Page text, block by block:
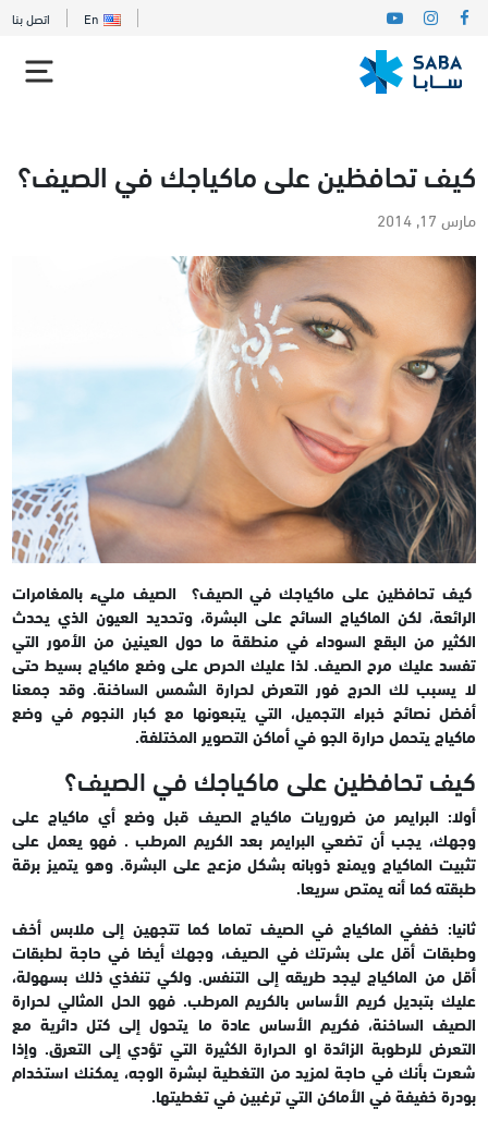
En اتصل بنا
كيف تحافظين على ماكياجك في الصيف؟
مارس 17, 2014
كيف تحافظين على ماكياجك في الصيف؟ الصيف مليء بالمغامرات
الرائعة، لكن الماكياج السائح على البشرة، وتحديد العيون الذي يحدث
الكثير من البقع السوداء في منطقة ما حول العينين من الأمور التي
تفسد عليك مرح الصيف. لذا عليك الحرص على وضع ماكياج بسيط حتى
لا يسبب لك الحرج فور التعرض لحرارة الشمس الساخنة. وقد جمعنا
أفضل نصائح خبراء التجميل، التي يتبعونها مع كبار النجوم في وضع
ماكياج يتحمل حرارة الجو في أماكن التصوير المختلفة.
كيف تحافظين على ماكياجك في الصيف؟
أولا: البرايمر من ضروريات ماكياج الصيف قبل وضع أي ماكياج على
وجهك، يجب أن تضعي البرايمر بعد الكريم المرطب . فهو يعمل على
تثبيت الماكياج ويمنع ذوبانه بشكل مزعج على البشرة. وهو يتميز برقة
طبقته كما أنه يمتص سريعا.
ثانيا: خففي الماكياج في الصيف تماما كما تتجهين إلى ملابس أخف
وطبقات أقل على بشرتك في الصيف، وجهك أيضا في حاجة لطبقات
أقل من الماكياج ليجد طريقه إلى التنفس. ولكي تنفذي ذلك بسهولة،
عليك بتبديل كريم الأساس بالكريم المرطب. فهو الحل المثالي لحرارة
الصيف الساخنة، فكريم الأساس عادة ما يتحول إلى كتل دائرية مع
التعرض للرطوبة الزائدة او الحرارة الكثيرة التي تؤدي إلى التعرق. وإذا
شعرت بأنك في حاجة لمزيد من التغطية لبشرة الوجه، يمكنك استخدام
بودرة خفيفة في الأماكن التي ترغبين في تغطيتها.